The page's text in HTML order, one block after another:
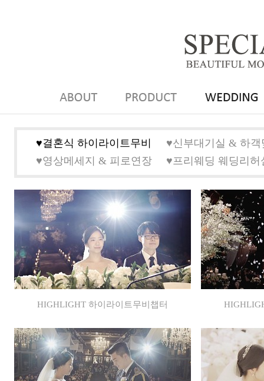
♥결혼식 하이라이트무비
♥신부대기실 & 하객
♥영상메세지 & 피로연장
♥프리웨딩 웨딩리허
HIGHLIGHT 하이라이트무비챕터